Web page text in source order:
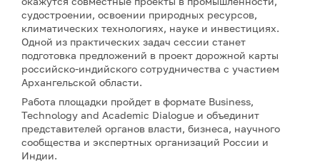
судостроении, освоении природных ресурсов,
климатических технологиях, науке и инвестициях.
Одной из практических задач сессии станет
подготовка предложений в проект дорожной карты
российско-индийского сотрудничества с участием
Архангельской области.
Работа площадки пройдет в формате Business,
Technology and Academic Dialogue и объединит
представителей органов власти, бизнеса, научного
сообщества и экспертных организаций России и
Индии.